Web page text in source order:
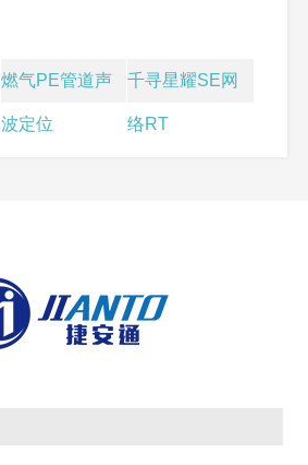
燃气PE管道声
波定位
千寻星耀SE网
络RT